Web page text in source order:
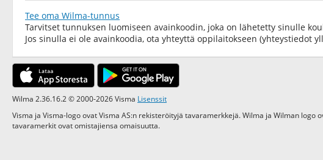
Tee oma Wilma-tunnus
Tarvitset tunnuksen luomiseen avainkoodin, joka on lähetetty sinulle
Jos sinulla ei ole avainkoodia, ota yhteyttä oppilaitokseen (yhteystiedot
Wilma 2.36.16.2 © 2000-2026 Visma Lisenssit
Visma ja Visma-logo ovat Visma AS:n rekisteröityjä tavaramerkkejä. Wilma ja Wilman
tavaramerkit ovat omistajiensa omaisuutta.